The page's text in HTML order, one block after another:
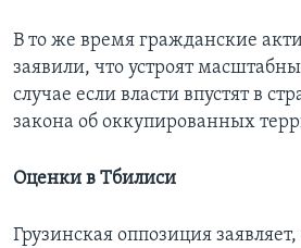
В то же время гражданские
заявили, что устроят
случае если власти впустят в
закона об оккупированных
Оценки в Тбилиси
Грузинская оппозиция заявляет,